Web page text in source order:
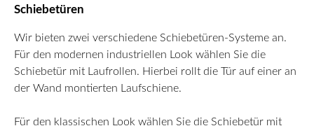
Schiebetüren
Wir bieten zwei verschiedene Schiebetüren-Systeme an.
Für den modernen industriellen Look wählen Sie die
Schiebetür mit Laufrollen. Hierbei rollt die Tür auf einer an
der Wand montierten Laufschiene.
Für den klassischen Look wählen Sie die Schiebetür mit